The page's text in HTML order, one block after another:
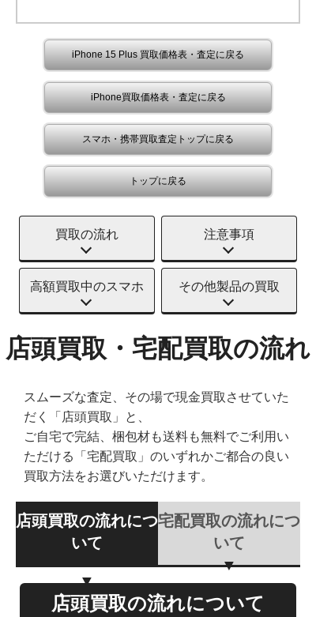
iPhone 15 Plus 買取価格表・査定に戻る
iPhone買取価格表・査定に戻る
スマホ・携帯買取査定トップに戻る
トップに戻る
買取の流れ 注意事項
高額買取中のスマホ その他製品の買取
店頭買取・宅配買取の流れ
スムーズな査定、その場で現金買取させていた
だく「店頭買取」と、
ご自宅で完結、梱包材も送料も無料でご利用い
ただける「宅配買取」のいずれかご都合の良い
買取方法をお選びいただけます。
店頭買取の流れにつ
いて
宅配買取の流れにつ
いて
店頭買取の流れについて